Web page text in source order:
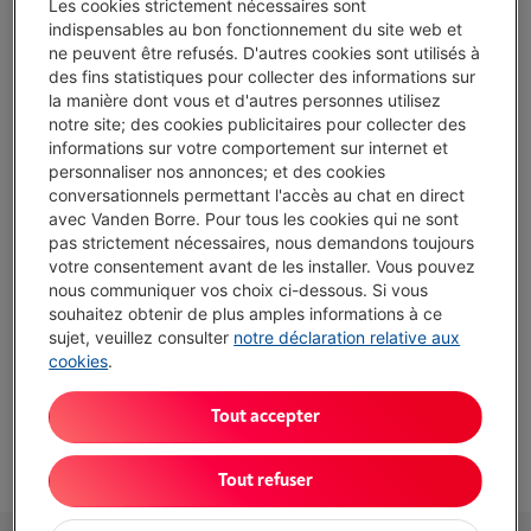
J'achète
Comparer
Atouts
Description: Cartouche grise XL
Couleur: Gris
Afficher toutes les caractéristiques
Existe également dans d'autres couleurs
Voir12couleurs
Les cookies strictement nécessaires sont
indispensables au bon fonctionnement du site web et
ne peuvent être refusés. D'autres cookies sont utilisés à
des fins statistiques pour collecter des informations sur
la manière dont vous et d'autres personnes utilisez
notre site; des cookies publicitaires pour collecter des
informations sur votre comportement sur internet et
personnaliser nos annonces; et des cookies
conversationnels permettant l'accès au chat en direct
avec Vanden Borre. Pour tous les cookies qui ne sont
pas strictement nécessaires, nous demandons toujours
votre consentement avant de les installer. Vous pouvez
nous communiquer vos choix ci-dessous. Si vous
souhaitez obtenir de plus amples informations à ce
sujet, veuillez consulter notre déclaration relative aux
cookies.
Tout refuser
Tout accepter